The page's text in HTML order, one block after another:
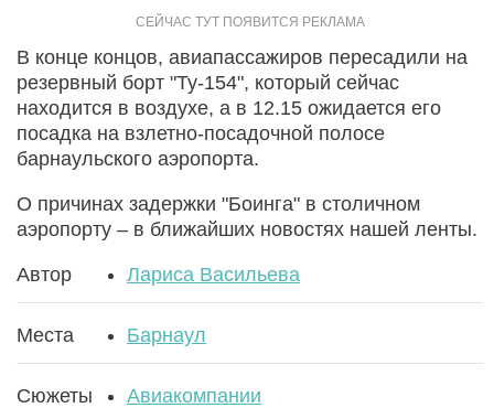
В конце концов, авиапассажиров пересадили на
резервный борт "Ту-154", который сейчас
находится в воздухе, а в 12.15 ожидается его
посадка на взлетно-посадочной полосе
барнаульского аэропорта.
О причинах задержки "Боинга" в столичном
аэропорту – в ближайших новостях нашей ленты.
Автор Лариса Васильева
Места Барнаул
Сюжеты
Авиакомпании